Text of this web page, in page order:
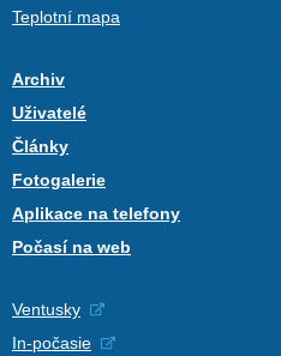
Teplotní mapa
Archiv
Uživatelé
Články
Fotogalerie
Aplikace na telefony
Počasí na web
Ventusky
In-počasie